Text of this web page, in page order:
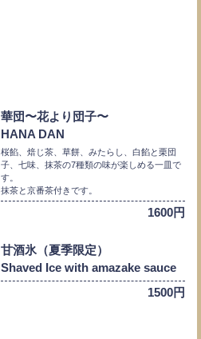
華団〜花より団子〜
HANA DAN
桜餡、焙じ茶、草餅、みたらし、白餡と栗団
子、七味、抹茶の7種類の味が楽しめる一皿で
す。
抹茶と京番茶付きです。
1600円
甘酒氷（夏季限定）
Shaved Ice with amazake sauce
1500円